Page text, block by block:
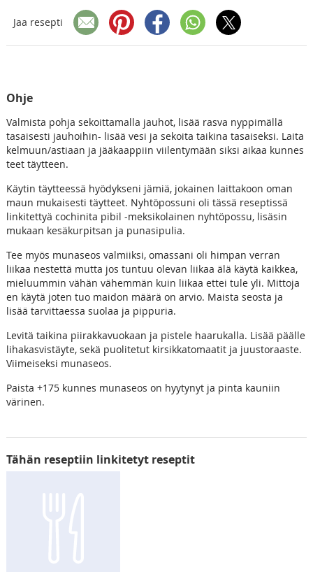
Jaa resepti
Ohje
Valmista pohja sekoittamalla jauhot, lisää rasva nyppimällä
tasaisesti jauhoihin- lisää vesi ja sekoita taikina tasaiseksi. Laita
kelmuun/astiaan ja jääkaappiin viilentymään siksi aikaa kunnes
teet täytteen.
Käytin täytteessä hyödykseni jämiä, jokainen laittakoon oman
maun mukaisesti täytteet. Nyhtöpossuni oli tässä reseptissä
linkitettyä cochinita pibil -meksikolainen nyhtöpossu, lisäsin
mukaan kesäkurpitsan ja punasipulia.
Tee myös munaseos valmiiksi, omassani oli himpan verran
liikaa nestettä mutta jos tuntuu olevan liikaa älä käytä kaikkea,
mieluummin vähän vähemmän kuin liikaa ettei tule yli. Mittoja
en käytä joten tuo maidon määrä on arvio. Maista seosta ja
lisää tarvittaessa suolaa ja pippuria.
Levitä taikina piirakkavuokaan ja pistele haarukalla. Lisää päälle
lihakasvistäyte, sekä puolitetut kirsikkatomaatit ja juustoraaste.
Viimeiseksi munaseos.
Paista +175 kunnes munaseos on hyytynyt ja pinta kauniin
värinen.
Tähän reseptiin linkitetyt reseptit